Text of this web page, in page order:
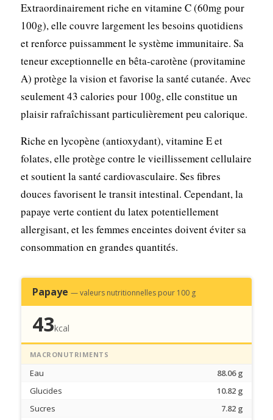
Extraordinairement riche en vitamine C (60mg pour
100g), elle couvre largement les besoins quotidiens
et renforce puissamment le système immunitaire. Sa
teneur exceptionnelle en bêta-carotène (provitamine
A) protège la vision et favorise la santé cutanée. Avec
seulement 43 calories pour 100g, elle constitue un
plaisir rafraîchissant particulièrement peu calorique.
Riche en lycopène (antioxydant), vitamine E et
folates, elle protège contre le vieillissement cellulaire
et soutient la santé cardiovasculaire. Ses fibres
douces favorisent le transit intestinal. Cependant, la
papaye verte contient du latex potentiellement
allergisant, et les femmes enceintes doivent éviter sa
consommation en grandes quantités.
Papaye — valeurs nutritionnelles pour 100 g
43kcal
MACRONUTRIMENTS
Eau
88.06 g
Glucides
10.82 g
Sucres
7.82 g